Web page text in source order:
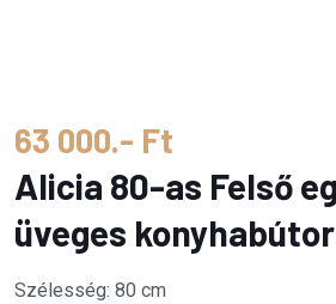
63 000.- Ft
Alicia 80-as Felső
üveges
Szélesség: 80 cm